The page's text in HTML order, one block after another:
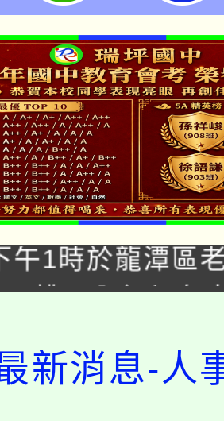
中學
祭」8/29、30在
登場!
午1時於龍潭區
動。
桃局內行報名
園市運動會8/
低收入戶享有免
新消息-人